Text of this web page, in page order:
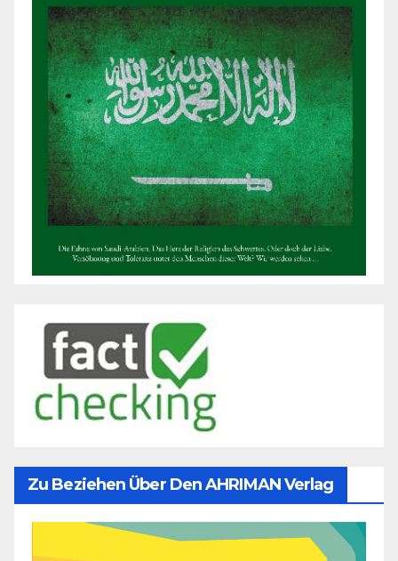
Zu Beziehen Über Den AHRIMAN Verlag